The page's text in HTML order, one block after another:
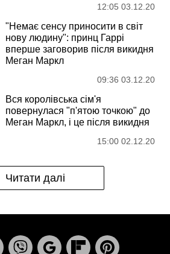
12:05 03.12.20
"Немає сенсу приносити в світ
нову людину": принц Гаррі
вперше заговорив після викидня
Меган Маркл
09:36 03.12.20
Вся королівська сім'я
повернулася "п'ятою точкою" до
Меган Маркл, і це після викидня
15:00 02.12.20
Читати далі